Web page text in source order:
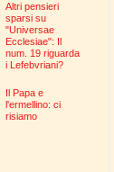
Altri pensieri
sparsi su
"Universae
Ecclesiae": Il
num. 19 riguarda
i Lefebvriani?
Il Papa e
l'ermellino: ci
risiamo